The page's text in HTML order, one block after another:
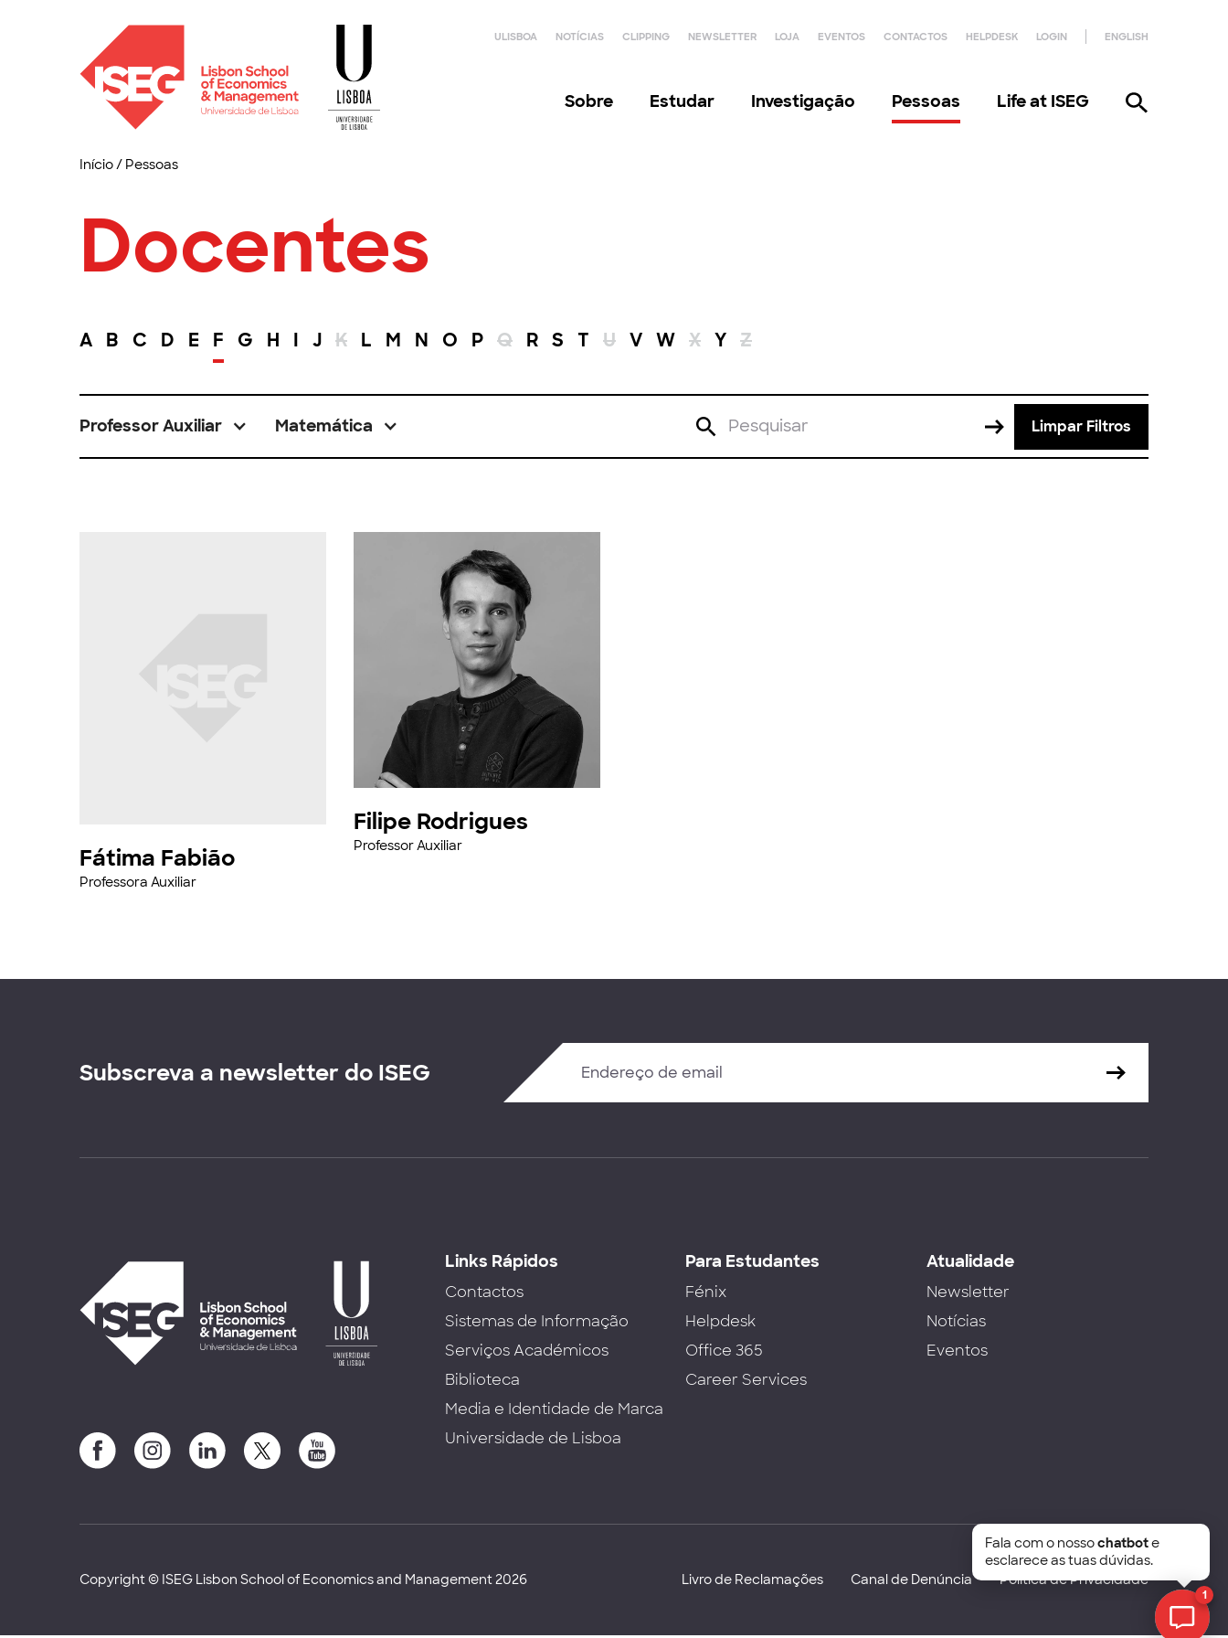
ULISBOA NOTÍCIAS CLIPPING NEWSLETTER LOJA EVENTOS CONTACTOS HELPDESK LOGIN ENGLISH
Sobre Estudar Investigação Pessoas Life at ISEG
Início/ Pessoas
Docentes
A B C D E F G H I J K L M N O P Q R S T U V W X Y Z
Professor Auxiliar Matemática Limpar Filtros
Fátima Fabião
Professora Auxiliar
Filipe Rodrigues
Professor Auxiliar
Subscreva a newsletter do ISEG
Links Rápidos
Contactos
Sistemas de Informação
Serviços Académicos
Biblioteca
Media e Identidade de Marca
Universidade de Lisboa
Para Estudantes
Fénix
Helpdesk
Office 365
Career Services
Atualidade
Newsletter
Notícias
Eventos
Copyright © ISEG Lisbon School of Economics and Management 2026 Livro de Reclamações Canal de Denúncia Política de Privacidade
1
Fala com o nossochatbote
esclarece as tuas dúvidas.